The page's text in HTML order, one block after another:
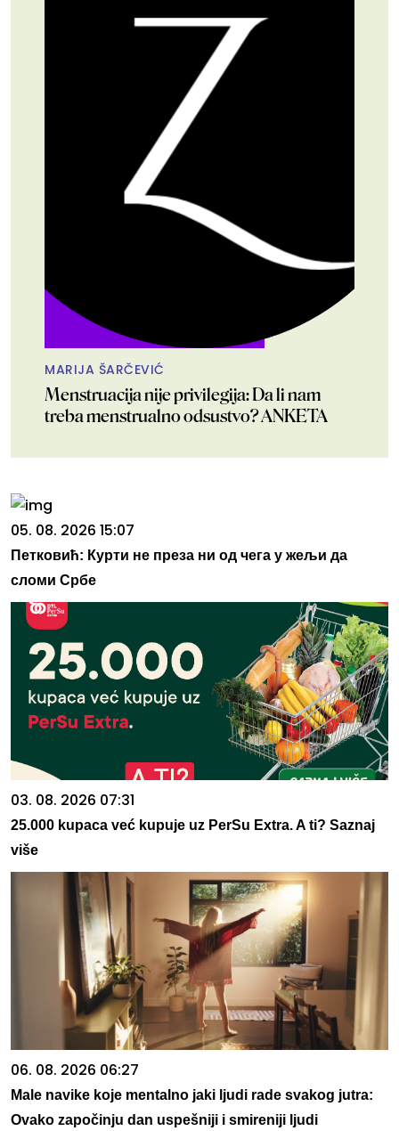
MARIJA ŠARČEVIĆ
Menstruacija nije privilegija: Da li nam
treba menstrualno odsustvo? ANKETA
05. 08. 2026 15:07
Петковић: Курти не преза ни од чега у жељи да
сломи Србе
03. 08. 2026 07:31
25.000 kupaca već kupuje uz PerSu Extra. A ti? Saznaj
više
06. 08. 2026 06:27
Male navike koje mentalno jaki ljudi rade svakog jutra:
Ovako započinju dan uspešniji i smireniji ljudi